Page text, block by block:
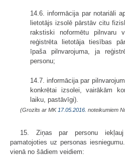
14.6. informācija par notariāli
lietotājs izsolē pārstāv citu
rakstiski noformētu pilnvaru
reģistrēta lietotāja tiesības
īpaša pilnvarojuma, ja
personu;
14.7. informācija par
konkrētai izsolei, vairākām
laiku, pastāvīgi).
(Grozīts ar MK 17.05.2016. noteikumiem
15. Ziņas par personu
pamatojoties uz personas
vienā no šādiem veidiem: